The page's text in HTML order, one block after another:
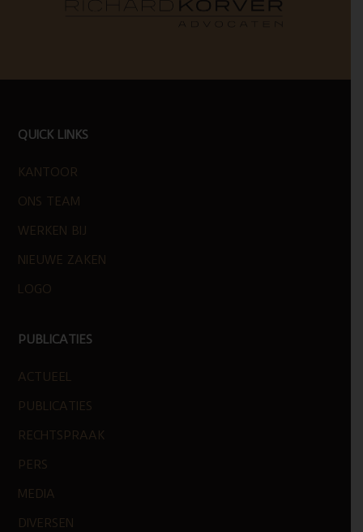
FOOTER
QUICK LINKS
KANTOOR
ONS TEAM
WERKEN BIJ
NIEUWE ZAKEN
LOGO
PUBLICATIES
ACTUEEL
PUBLICATIES
RECHTSPRAAK
PERS
MEDIA
DIVERSEN